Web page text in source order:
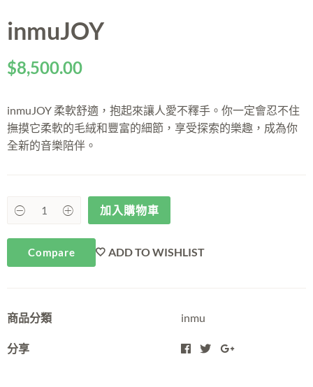
inmuJOY
$8,500.00
inmuJOY 柔軟舒適，抱起來讓人愛不釋手。你一定會忍不住
撫摸它柔軟的毛絨和豐富的細節，享受探索的樂趣，成為你
全新的音樂陪伴。
加入購物車
Compare ADD TO WISHLIST
商品分類 inmu
分享